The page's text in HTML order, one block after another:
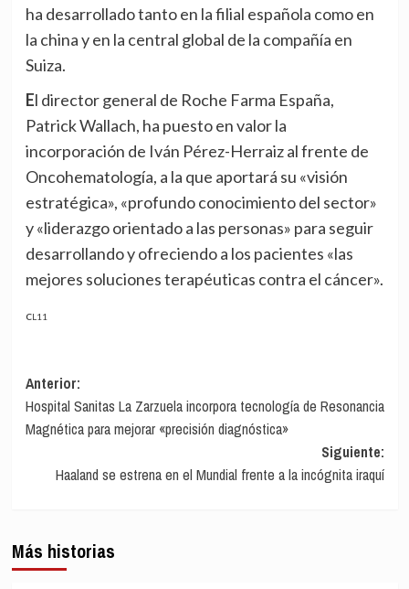
ha desarrollado tanto en la filial española como en
la china y en la central global de la compañía en
Suiza.
El director general de Roche Farma España,
Patrick Wallach, ha puesto en valor la
incorporación de Iván Pérez-Herraiz al frente de
Oncohematología, a la que aportará su «visión
estratégica», «profundo conocimiento del sector»
y «liderazgo orientado a las personas» para seguir
desarrollando y ofreciendo a los pacientes «las
mejores soluciones terapéuticas contra el cáncer».
CL11
Navegación
de
entradas
Anterior:
Hospital Sanitas La Zarzuela incorpora tecnología de Resonancia
Magnética para mejorar «precisión diagnóstica»
Siguiente:
Haaland se estrena en el Mundial frente a la incógnita iraquí
Más historias